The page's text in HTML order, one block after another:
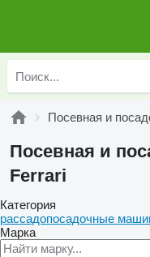
Посевная и
Посевная и
Ferrari
Категория
рассадопосадочные
Марка